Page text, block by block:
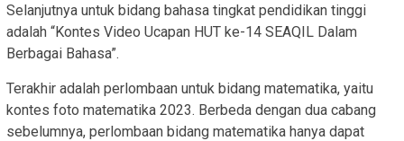
Selanjutnya untuk bidang bahasa tingkat pendidikan tinggi
adalah “Kontes Video Ucapan HUT ke-14 SEAQIL Dalam
Berbagai Bahasa”.
Terakhir adalah perlombaan untuk bidang matematika, yaitu
kontes foto matematika 2023. Berbeda dengan dua cabang
sebelumnya, perlombaan bidang matematika hanya dapat